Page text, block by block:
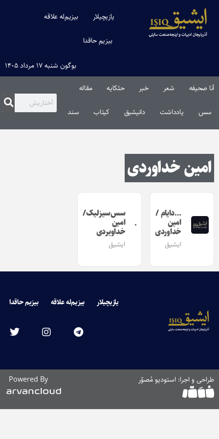
یازیچیلار بیزیم‌له علاقه
بیزیم حاقدا
بوگون شنبه ۱۷ مرداد ۱۴۰۵
آنا صحیفه شعر خبر حئکایه مقاله‌
سس یادداشت دانیشیق کیتاب سند
امین خداوردی
…دایام /
امین
خداوردی
ایشیق
سس‌سیزلیک/
امین
خداویردی
ایشیق
یازیچیلار بیزیم‌له علاقه بیزیم حاقدا
طراحی و اجرا: استودیو مُصوّر Powered By